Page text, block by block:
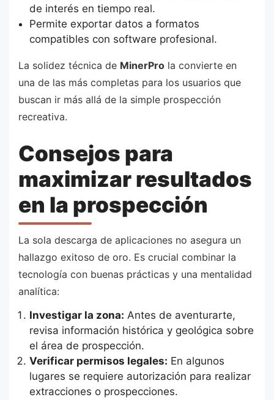
de interés en tiempo real.
Permite exportar datos a formatos
compatibles con software profesional.
La solidez técnica de MinerPro la convierte en
una de las más completas para los usuarios que
buscan ir más allá de la simple prospección
recreativa.
Consejos para
maximizar resultados
en la prospección
La sola descarga de aplicaciones no asegura un
hallazgo exitoso de oro. Es crucial combinar la
tecnología con buenas prácticas y una mentalidad
analítica:
Investigar la zona: Antes de aventurarte,
revisa información histórica y geológica sobre
el área de prospección.
Verificar permisos legales: En algunos
lugares se requiere autorización para realizar
extracciones o prospecciones.